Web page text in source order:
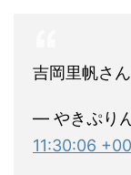
吉岡里帆さ
— やきぷり
11:30:06